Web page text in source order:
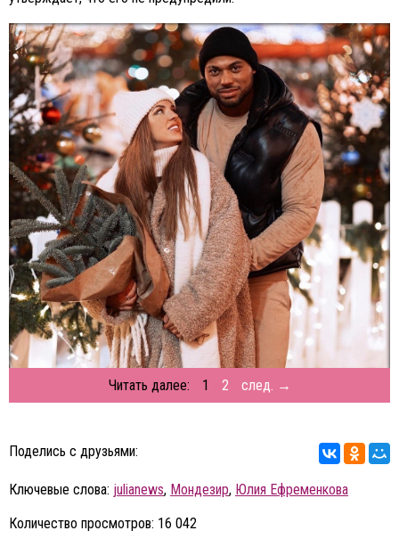
Читать далее: 1 2 след. →
Поделись с друзьями:
Ключевые слова: julianews, Мондезир, Юлия Ефременкова
Количество просмотров: 16 042